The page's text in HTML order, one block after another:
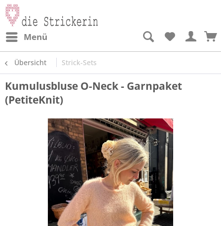
Menü
Übersicht Strick-Sets
Kumulusbluse O-Neck - Garnpaket
(PetiteKnit)